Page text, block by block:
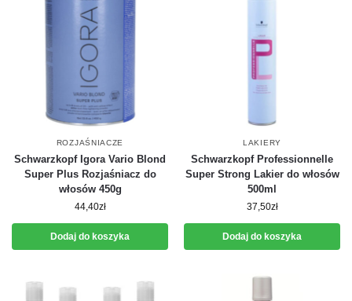
ROZJAŚNIACZE
Schwarzkopf Igora Vario Blond
Super Plus Rozjaśniacz do
włosów 450g
44,40zł
Dodaj do koszyka
LAKIERY
Schwarzkopf Professionnelle
Super Strong Lakier do włosów
500ml
37,50zł
Dodaj do koszyka